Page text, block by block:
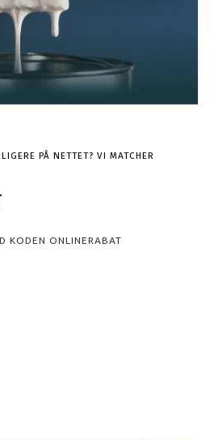
PÅ NETTET? VI MATCHER
KODEN ONLINERABAT